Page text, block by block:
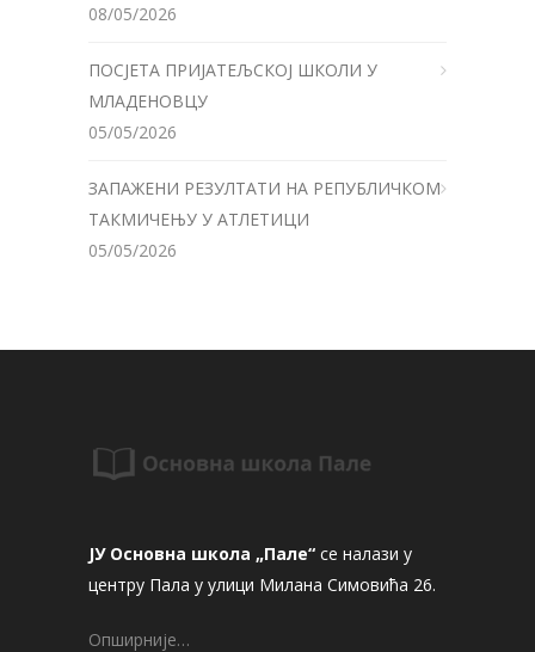
08/05/2026
ПОСЈЕТА ПРИЈАТЕЉСКОЈ ШКОЛИ У
МЛАДЕНОВЦУ
05/05/2026
ЗАПАЖЕНИ РЕЗУЛТАТИ НА РЕПУБЛИЧКОМ
ТАКМИЧЕЊУ У АТЛЕТИЦИ
05/05/2026
ЈУ Основна школа „Пале“ се налази у
центру Пала у улици Милана Симовића 26.
Опширније…